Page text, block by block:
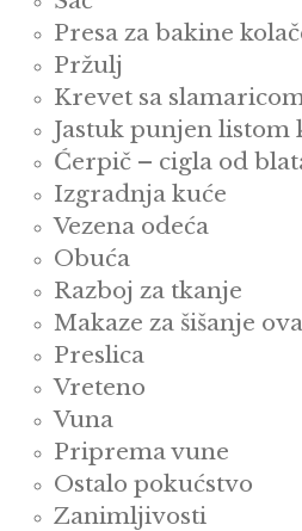
Presa za bakine
Pržulj
Krevet sa
Jastuk punjen
Ćerpič – cigla od
Izgradnja kuće
Vezena odeća
Obuća
Razboj za tkanje
Makaze za šišanje
Preslica
Vreteno
Vuna
Priprema vune
Ostalo pokućstvo
Zanimljivosti